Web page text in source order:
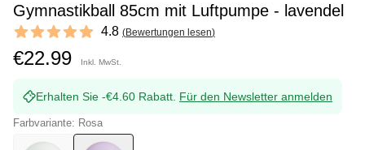
Gymnastikball 85cm mit Luftpumpe - lavendel
Reviews
4.8 out of 5 stars 4.8 (Bewertungen lesen)
€22.99 Inkl. MwSt.
Erhalten Sie -€4.60 Rabatt. Für den Newsletter anmelden
Farbvariante: Rosa